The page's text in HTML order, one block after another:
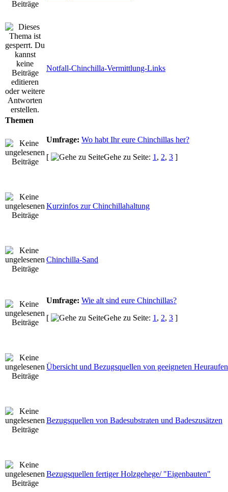
Notfall-Chinchilla-Vermittlung-Links
Themen
Umfrage: Wo habt Ihr eure Chinchillas her?
[
Gehe zu Seite: 1 , 2, 3 ]
Kurzinfos zur Chinchillahaltung
Chinchilla-Sand
Umfrage: Wie alt sind eure Chinchillas?
[
Gehe zu Seite: 1 , 2, 3 ]
Übersicht und Bezugsquellen von geeigneten Heuraufen
Bezugsquellen von Badesubstraten und Badeszusätzen
Bezugsquellen fertiger Holzgehege/ "Eigenbauten"